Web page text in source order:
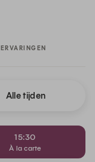
ERVARINGEN
Alle tijden
15:30
À la carte